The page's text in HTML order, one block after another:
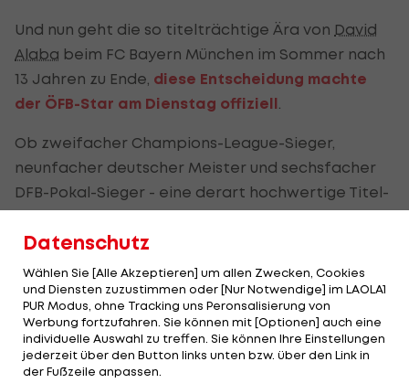
Und nun geht die so titelträchtige Ära von David
Alaba beim FC Bayern München im Sommer nach
13 Jahren zu Ende, diese Entscheidung machte
der ÖFB-Star am Dienstag offiziell
Ob zweifacher Champions-League-Sieger,
neunfacher deutscher Meister und sechsfacher
DFB-Pokal-Sieger - eine derart hochwertige Titel-
Sammlung hat außer dem Wiener kein rot-weiß-
roter Kicker vorzuweisen.
Ab der kommenden Spielzeit will er seine
Titelsammlung bei einem noch zu benennenden
Verein vergrößern.
In der folgenden Diashow bekommst du einen
Datenschutz
Wählen Sie [Alle Akzeptieren] um allen Zwecken, Cookies
und Diensten zuzustimmen oder [Nur Notwendige] im LAOLA1
PUR Modus, ohne Tracking uns Peronsalisierung von
Werbung fortzufahren. Sie können mit [Optionen] auch eine
individuelle Auswahl zu treffen. Sie können Ihre Einstellungen
jederzeit über den Button links unten bzw. über den Link in
der Fußzeile anpassen.